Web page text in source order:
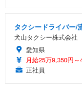
タクシードライバー/
犬山タクシー株式会社
愛知県
月給25万9,350円～
正社員